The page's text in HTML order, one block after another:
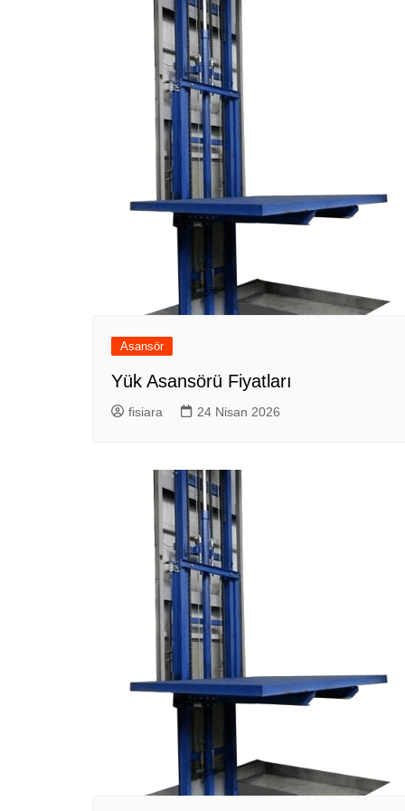
Asansör
Yük Asansörü Fiyatları
fisiara 24 Nisan 2026